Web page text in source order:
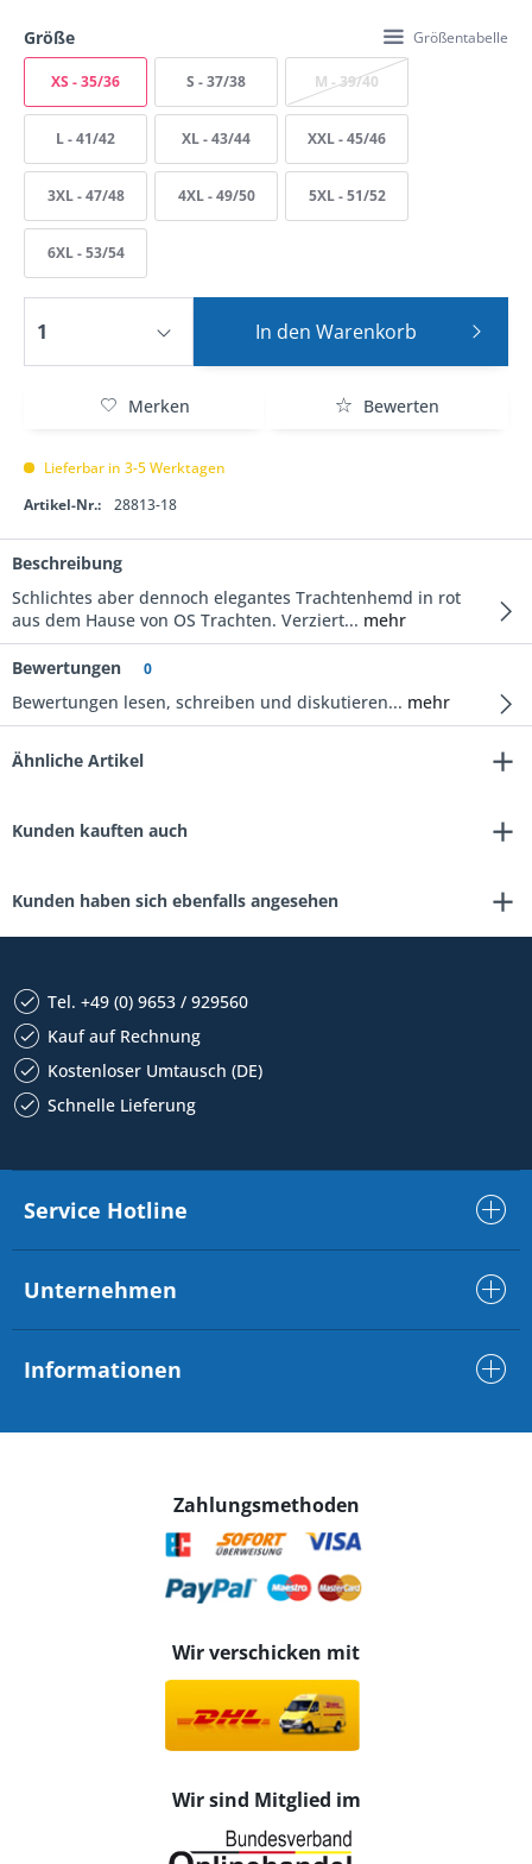
Größe Größentabelle
XS - 35/36 S - 37/38 M - 39/40
L - 41/42 XL - 43/44 XXL - 45/46
3XL - 47/48 4XL - 49/50 5XL - 51/52
6XL - 53/54
In den Warenkorb
Merken Bewerten
Lieferbar in 3-5 Werktagen
Artikel-Nr.:
28813-18
Beschreibung
Schlichtes aber dennoch elegantes Trachtenhemd in rot
aus dem Hause von OS Trachten. Verziert... mehr
Bewertungen 0
Bewertungen lesen, schreiben und diskutieren... mehr
Ähnliche Artikel
Kunden kauften auch
Kunden haben sich ebenfalls angesehen
Tel. +49 (0) 9653 / 929560
Kauf auf Rechnung
Kostenloser Umtausch (DE)
Schnelle Lieferung
Service Hotline
Unternehmen
Informationen
Zahlungsmethoden
Wir verschicken mit
Wir sind Mitglied im